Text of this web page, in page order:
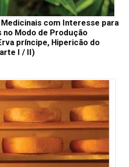
com Interesse para
Modo de Produção
príncipe, Hipericão do
I / II)